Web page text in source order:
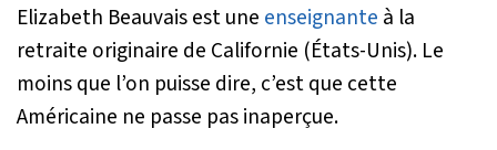
Elizabeth Beauvais est une enseignante à la
retraite originaire de Californie (États-Unis). Le
moins que l’on puisse dire, c’est que cette
Américaine ne passe pas inaperçue.